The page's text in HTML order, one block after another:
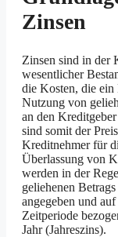
Zinsen
Zinsen sind in der
wesentlicher
die Kosten, die
Nutzung von
an den
sind somit der
Kreditnehmer für
Überlassung von
werden in der
geliehenen
angegeben und
Zeitperiode
Jahr (Jahreszins).